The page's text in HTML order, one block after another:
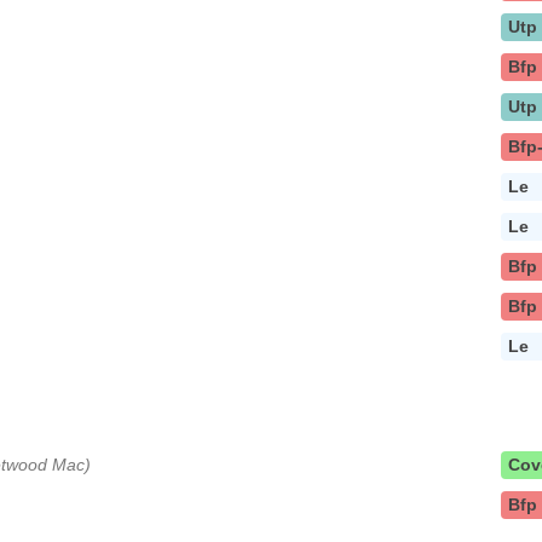
Utp
Bfp
Utp
Le
Le
Bfp
Bfp
Le
Mac)
Bfp